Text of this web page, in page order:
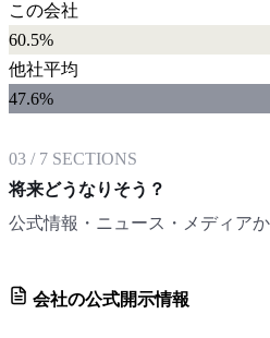
この会社
60.5%
他社平均
47.6%
03 / 7 SECTIONS
将来どうなりそう？
公式情報・ニュース・メディア
会社の公式開示情報